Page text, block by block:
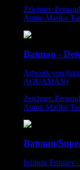
Zeichner:
Autor: Mariko
Batman -
Artwork von
AQUAMAN)
Zeichner:
Autor: Mariko
Batman/
Infiinite Frontier -